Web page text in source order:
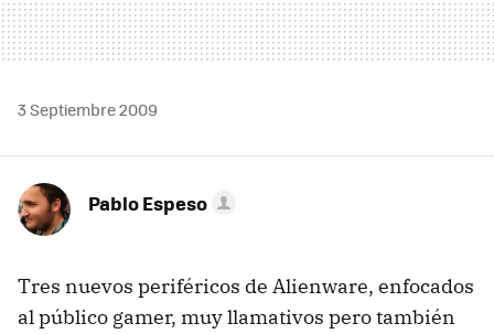
3 Septiembre 2009
Pablo Espeso
Tres nuevos periféricos de Alienware, enfocados
al público gamer, muy llamativos pero también